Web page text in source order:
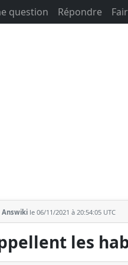
question Répondre
Answiki le 06/11/2021 à 20:54:05 UTC
les